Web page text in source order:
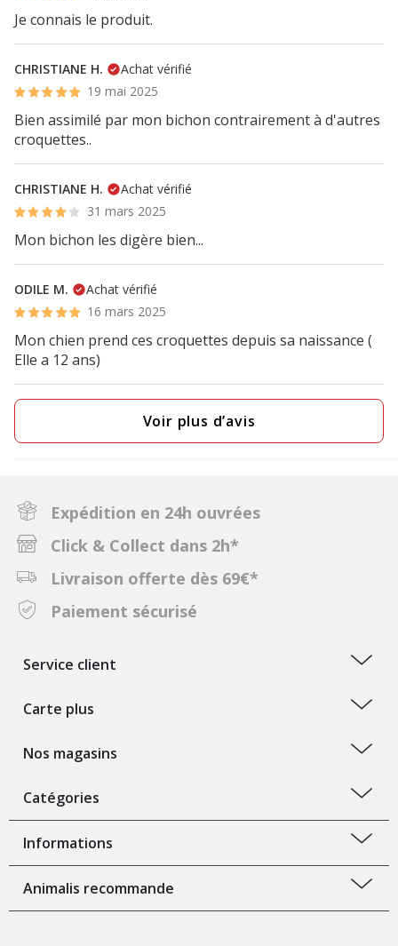
Je connais le produit.
CHRISTIANE H.
Achat vérifié
19 mai 2025
Bien assimilé par mon bichon contrairement à d'autres
croquettes..
CHRISTIANE H.
Achat vérifié
31 mars 2025
Mon bichon les digère bien...
ODILE M.
Achat vérifié
16 mars 2025
Mon chien prend ces croquettes depuis sa naissance (
Elle a 12 ans)
Voir plus d’avis
Expédition en 24h ouvrées
Click & Collect dans 2h*
Livraison offerte dès 69€*
Paiement sécurisé
Service client
Carte plus
Nos magasins
Catégories
Informations
Animalis recommande